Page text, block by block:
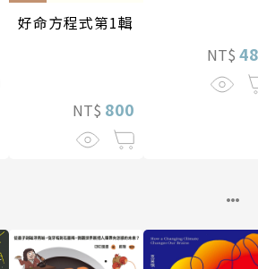
好命方程式第1輯
NT$ 800
NT$